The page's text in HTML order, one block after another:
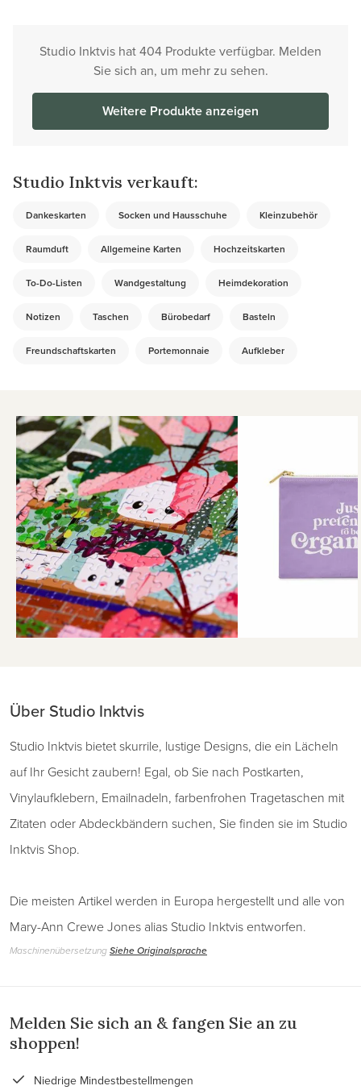
Studio Inktvis hat 404 Produkte verfügbar. Melden
Sie sich an, um mehr zu sehen.
Weitere Produkte anzeigen
Studio Inktvis verkauft:
Dankeskarten Socken und Hausschuhe Kleinzubehör
Raumduft Allgemeine Karten Hochzeitskarten
To-Do-Listen Wandgestaltung Heimdekoration
Notizen Taschen Bürobedarf Basteln
Freundschaftskarten Portemonnaie Aufkleber
Über Studio Inktvis
Studio Inktvis bietet skurrile, lustige Designs, die ein Lächeln
auf Ihr Gesicht zaubern! Egal, ob Sie nach Postkarten,
Vinylaufklebern, Emailnadeln, farbenfrohen Tragetaschen mit
Zitaten oder Abdeckbändern suchen, Sie finden sie im Studio
Inktvis Shop.
Die meisten Artikel werden in Europa hergestellt und alle von
Mary-Ann Crewe Jones alias Studio Inktvis entworfen.
MaschinenübersetzungSiehe Originalsprache
Melden Sie sich an & fangen Sie an zu
shoppen!
Niedrige Mindestbestellmengen